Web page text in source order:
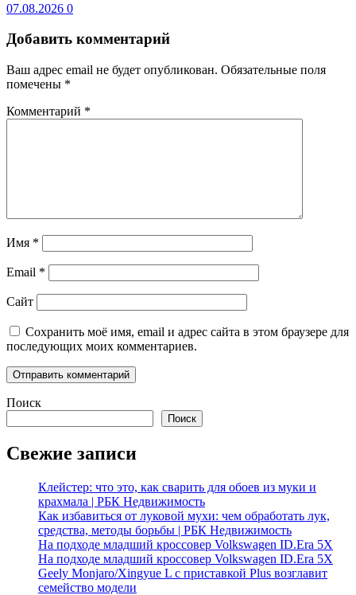
07.08.2026 0
Добавить комментарий
Ваш адрес email не будет опубликован. Обязательные поля
помечены *
Комментарий *
Имя *
Email *
Сайт
Сохранить моё имя, email и адрес сайта в этом браузере для
последующих моих комментариев.
Поиск
Поиск
Свежие записи
Клейстер: что это, как сварить для обоев из муки и
крахмала | РБК Недвижимость
Как избавиться от луковой мухи: чем обработать лук,
средства, методы борьбы | РБК Недвижимость
На подходе младший кроссовер Volkswagen ID.Era 5X
На подходе младший кроссовер Volkswagen ID.Era 5X
Geely Monjaro/Xingyue L с приставкой Plus возглавит
семейство модели